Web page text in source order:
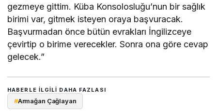
gezmeye gittim. Küba Konsolosluğu’nun bir sağlık
birimi var, gitmek isteyen oraya başvuracak.
Başvurmadan önce bütün evrakları İngilizceye
çevirtip o birime verecekler. Sonra ona göre cevap
gelecek.”
HABERLE ILGILI DAHA FAZLASI
#Armağan Çağlayan